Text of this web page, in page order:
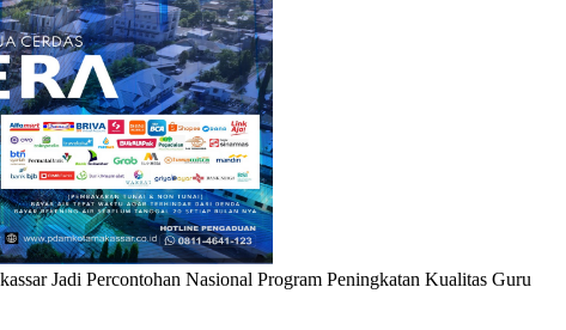
Jadi Percontohan Nasional Program Peningkatan Kualitas Guru